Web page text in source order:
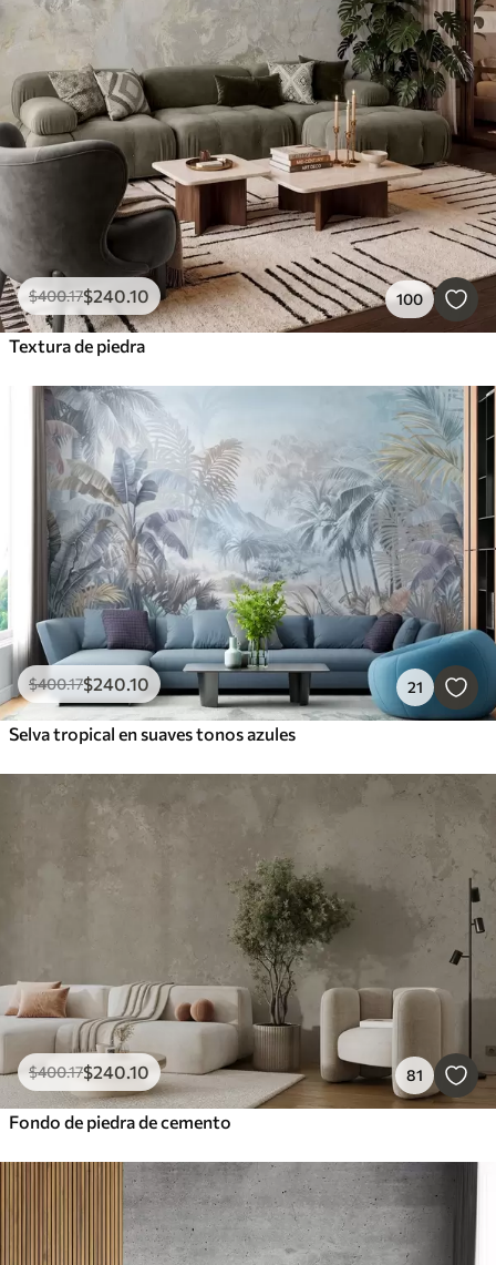
$400.17$240.10 100
Textura de piedra
$400.17$240.10 21
Selva tropical en suaves tonos azules
$400.17$240 .10 81
Fondo de piedra de cemento